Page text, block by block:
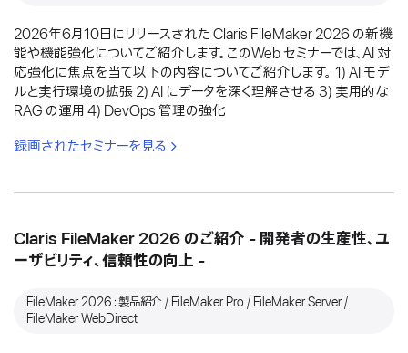
2026年6月10日にリリースされた Claris FileMaker 2026 の新機
能や機能強化についてご紹介します。このWeb セミナーでは、AI 対
応強化に焦点を当て以下の内容についてご紹介します。 1) AI モデ
ルと実行環境の拡張 2) AI にデータを深く理解させる 3) 実用的な
RAG の運用 4) DevOps 管理の強化
録画されたセミナーを見る
Claris FileMaker 2026 のご紹介 - 開発者の生産性、ユ
ーザビリティ、信頼性の向上 -
FileMaker 2026：製品紹介 / FileMaker Pro / FileMaker Server /
FileMaker WebDirect